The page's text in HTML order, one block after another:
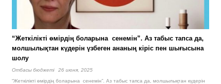
“Жеткілікті өмірдің боларына сенемін”. Аз табыс тапса да,
молшылықтан күдерін үзбеген ананың кіріс пен шығысына
шолу
Отбасы бюджетi
26 июня, 2025
“Жеткілікті өмірдің боларына сенемін”. Аз табыс тапса да, молшылықтан күдерін